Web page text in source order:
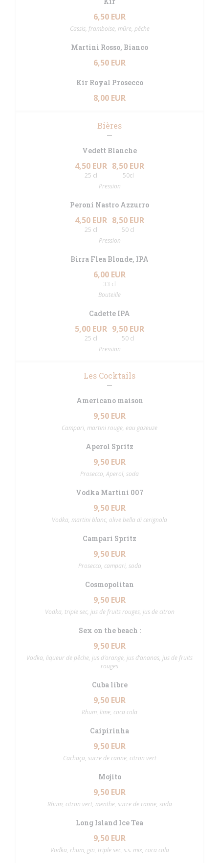
6,50 EUR
Cassis, framboise, mûre, pêche
Martini Rosso, Bianco
6,50 EUR
Kir Royal Prosecco
8,00 EUR
Bières
Vedett Blanche
4,50 EUR
25 cl
8,50 EUR
50cl
Pression
Peroni Nastro Azzurro
4,50 EUR
25 cl
8,50 EUR
50 cl
Pression
Birra Flea Blonde, IPA
6,00 EUR
33 cl
Bouteille
Cadette IPA
5,00 EUR
25 cl
9,50 EUR
50 cl
Pression
Les Cocktails
Americano maison
9,50 EUR
Campari, martini rouge, eau gazeuze
Aperol Spritz
9,50 EUR
Prosecco, Aperol, soda
Vodka Martini 007
9,50 EUR
Vodka, martini blanc, olive bella di cerignola
Campari Spritz
9,50 EUR
Prosecco, campari, soda
Cosmopolitan
9,50 EUR
Vodka, triple sec, jus de fruits rouges, jus de citron
Sex on the beach :
9,50 EUR
Vodka, liqueur de pêche, jus d’orange, jus d’ananas, jus de fruits
rouges
Cuba libre
9,50 EUR
Rhum, lime, coca cola
Caipirinha
9,50 EUR
Cachaça, sucre de canne, citron vert
Mojito
9,50 EUR
Rhum, citron vert, menthe, sucre de canne, soda
Long Island Ice Tea
9,50 EUR
Vodka, rhum, gin, triple sec, s.s. mix, coca cola